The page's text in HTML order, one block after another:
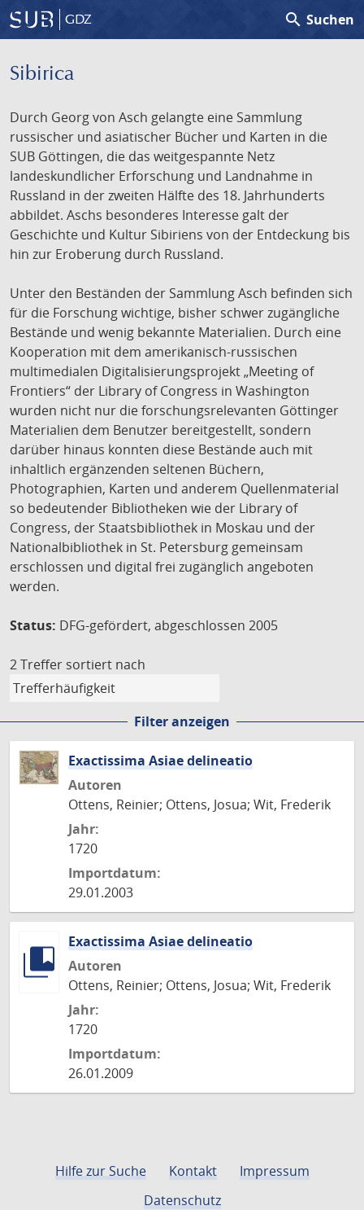
GDZ search Suchen
Sibirica
Durch Georg von Asch gelangte eine Sammlung
russischer und asiatischer Bücher und Karten in die
SUB Göttingen, die das weitgespannte Netz
landeskundlicher Erforschung und Landnahme in
Russland in der zweiten Hälfte des 18. Jahrhunderts
abbildet. Aschs besonderes Interesse galt der
Geschichte und Kultur Sibiriens von der Entdeckung bis
hin zur Eroberung durch Russland.
Unter den Beständen der Sammlung Asch befinden sich
für die Forschung wichtige, bisher schwer zugängliche
Bestände und wenig bekannte Materialien. Durch eine
Kooperation mit dem amerikanisch-russischen
multimedialen Digitalisierungsprojekt „Meeting of
Frontiers“ der Library of Congress in Washington
wurden nicht nur die forschungsrelevanten Göttinger
Materialien dem Benutzer bereitgestellt, sondern
darüber hinaus konnten diese Bestände auch mit
inhaltlich ergänzenden seltenen Büchern,
Photographien, Karten und anderem Quellenmaterial
so bedeutender Bibliotheken wie der Library of
Congress, der Staatsbibliothek in Moskau und der
Nationalbibliothek in St. Petersburg gemeinsam
erschlossen und digital frei zugänglich angeboten
werden.
Status: DFG-gefördert, abgeschlossen 2005
2 Treffer sortiert nach
Filter anzeigen
Exactissima Asiae delineatio
Autoren
Ottens, Reinier; Ottens, Josua; Wit, Frederik
Jahr:
1720
Importdatum:
29.01.2003
Exactissima Asiae delineatio
Autoren
Ottens, Reinier; Ottens, Josua; Wit, Frederik
Jahr:
1720
Importdatum:
26.01.2009
Hilfe zur Suche Kontakt
Impressum
Datenschutz